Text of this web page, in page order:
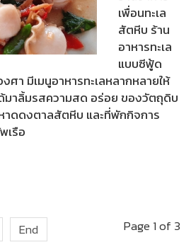
เพื่อนทะเล
สัตหีบ ร้าน
อาหารทะเล
แบบซีฟู้ด
ศา มีเมนูอาหารทะเลหลากหลายให้
มาลิ้มรสความสด อร่อย ของวัตถุดิบ
าดดงตาลสัตหีบ และที่พักกิจการ
เรือ
End Page 1 of 3